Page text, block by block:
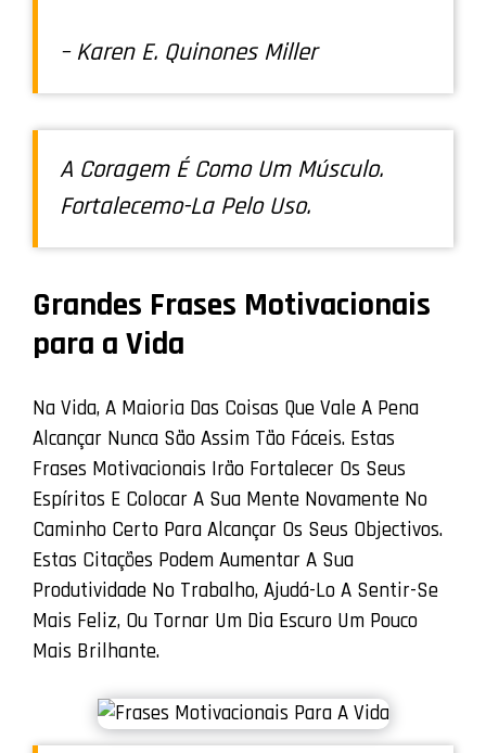
– Karen E. Quinones Miller
A Coragem É Como Um Músculo.
Fortalecemo-La Pelo Uso.
Grandes Frases Motivacionais
para a Vida
Na Vida, A Maioria Das Coisas Que Vale A Pena
Alcançar Nunca São Assim Tão Fáceis. Estas
Frases Motivacionais Irão Fortalecer Os Seus
Espíritos E Colocar A Sua Mente Novamente No
Caminho Certo Para Alcançar Os Seus Objectivos.
Estas Citações Podem Aumentar A Sua
Produtividade No Trabalho, Ajudá-Lo A Sentir-Se
Mais Feliz, Ou Tornar Um Dia Escuro Um Pouco
Mais Brilhante.